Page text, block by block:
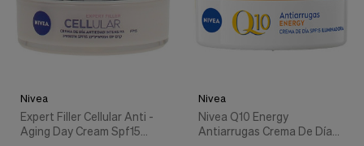
Nivea
Expert Filler Cellular Anti -
Aging Day Cream Spf15
Nivea
Nivea Q10 Energy
Antiarrugas Crema De Día